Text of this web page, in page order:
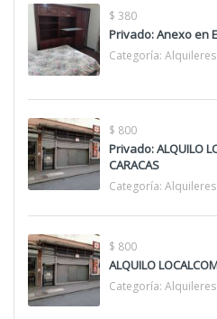
$ 380
Privado: Anexo en
Categoría:
$ 800
Privado: ALQUILO
CARACAS
Categoría:
$ 800
ALQUILO
Categoría: